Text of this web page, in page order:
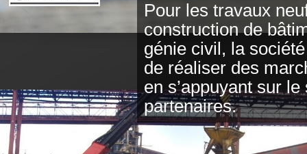
Pour les travaux
construction de
génie civil, la
de réaliser des
en s’appuyant sur
partenaires.